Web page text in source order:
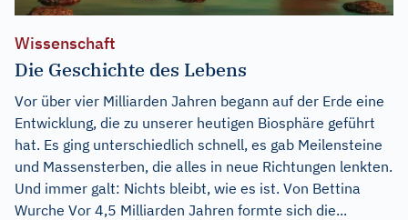
Wissenschaft
Die Geschichte des Lebens
Vor über vier Milliarden Jahren begann auf der Erde eine
Entwicklung, die zu unserer heutigen Biosphäre geführt
hat. Es ging unterschiedlich schnell, es gab Meilensteine
und Massensterben, die alles in neue Richtungen lenkten.
Und immer galt: Nichts bleibt, wie es ist. Von Bettina
Wurche Vor 4,5 Milliarden Jahren formte sich die...